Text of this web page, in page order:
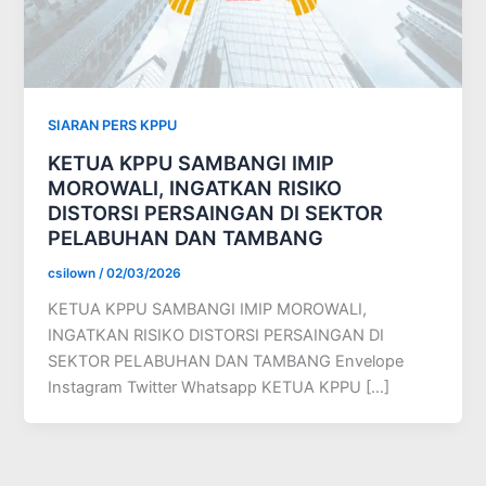
SIARAN PERS KPPU
KETUA KPPU SAMBANGI IMIP
MOROWALI, INGATKAN RISIKO
DISTORSI PERSAINGAN DI SEKTOR
PELABUHAN DAN TAMBANG
csilown /02/03/2026
KETUA KPPU SAMBANGI IMIP MOROWALI,
INGATKAN RISIKO DISTORSI PERSAINGAN DI
SEKTOR PELABUHAN DAN TAMBANG Envelope
Instagram Twitter Whatsapp KETUA KPPU […]